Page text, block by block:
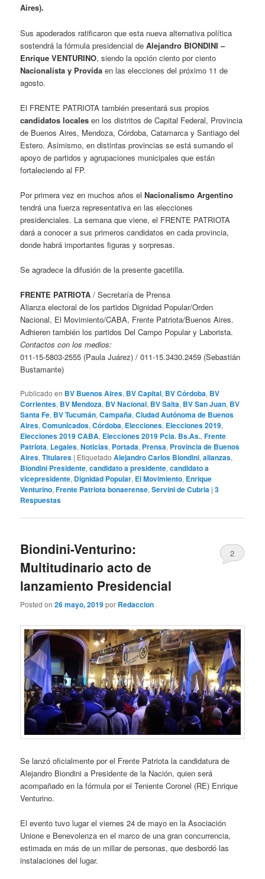
Aires).
Sus apoderados ratificaron que esta nueva alternativa política
sostendrá la fórmula presidencial deAlejandro BIONDINI –
Enrique VENTURINO, siendo la opción ciento por ciento
Nacionalista y Provida en las elecciones del próximo 11 de
agosto.
El FRENTE PATRIOTA también presentará sus propios
candidatos locales en los distritos de Capital Federal, Provincia
de Buenos Aires, Mendoza, Córdoba, Catamarca y Santiago del
Estero. Asimismo, en distintas provincias se está sumando el
apoyo de partidos y agrupaciones municipales que están
fortaleciendo al FP.
Por primera vez en muchos años elNacionalismo Argentino
tendrá una fuerza representativa en las elecciones
presidenciales. La semana que viene, el FRENTE PATRIOTA
dará a conocer a sus primeros candidatos en cada provincia,
donde habrá importantes figuras y sorpresas.
Se agradece la difusión de la presente gacetilla.
FRENTE PATRIOTA/ Secretaría de Prensa
Alianza electoral de los partidos Dignidad Popular/Orden
Nacional, El Movimiento/CABA, Frente Patriota/Buenos Aires.
Adhieren también los partidos Del Campo Popular y Laborista.
Contactos con los medios:
011-15-5803-2555 (Paula Juárez) / 011-15.3430.2459 (Sebastián
Bustamante)
Publicado en BV Buenos Aires, BV Capital, BV Córdoba, BV
Corrientes, BV Mendoza, BV Nacional, BV Salta, BV San Juan, BV
Santa Fe, BV Tucumán,Campaña,Ciudad Autónoma de Buenos
Aires,Comunicados,Córdoba, Elecciones, Elecciones 2019,
Elecciones 2019 CABA, Elecciones 2019 Pcia. Bs.As.,Frente
Patriota, Legales,Noticias, Portada, Prensa, Provincia de Buenos
Aires,Titulares | Etiquetado Alejandro Carlos Biondini,alianzas,
Biondini Presidente,candidato a presidente,candidato a
vicepresidente, Dignidad Popular, El Movimiento, Enrique
Venturino,Frente Patriota bonaerense,Servini de Cubria |3
Respuestas
Biondini-Venturino:
Multitudinario acto de
lanzamiento Presidencial
Posted on26 mayo, 2019por Redaccion
2
Se lanzó oficialmente por el Frente Patriota la candidatura de
Alejandro Biondini a Presidente de la Nación, quien será
acompañado en la fórmula por el Teniente Coronel (RE) Enrique
Venturino.
El evento tuvo lugar el viernes 24 de mayo en la Asociación
Unione e Benevolenza en el marco de una gran concurrencia,
estimada en más de un millar de personas, que desbordó las
instalaciones del lugar.